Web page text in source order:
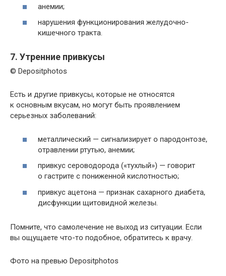
анемии;
нарушения функционирования желудочно-
кишечного тракта.
7. Утренние привкусы
© Depositphotos
Есть и другие привкусы, которые не относятся
к основным вкусам, но могут быть проявлением
серьезных заболеваний:
металлический — сигнализирует о пародонтозе,
отравлении ртутью, анемии;
привкус сероводорода («тухлый») — говорит
о гастрите с пониженной кислотностью;
привкус ацетона — признак сахарного диабета,
дисфункции щитовидной железы.
Помните, что самолечение не выход из ситуации. Если
вы ощущаете что-то подобное, обратитесь к врачу.
Фото на превью Depositphotos